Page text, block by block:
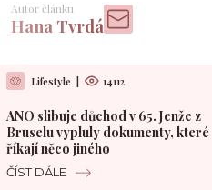
Autor článku
Hana Tvrdá
Lifestyle | 14112
ANO slibuje důchod v 65. Jenže z
Bruselu vypluly dokumenty, které
říkají něco jiného
ČÍST DÁLE